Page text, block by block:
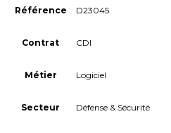
Référence D23045
Contrat CDI
Métier Logiciel
Secteur Défense & Sécurité